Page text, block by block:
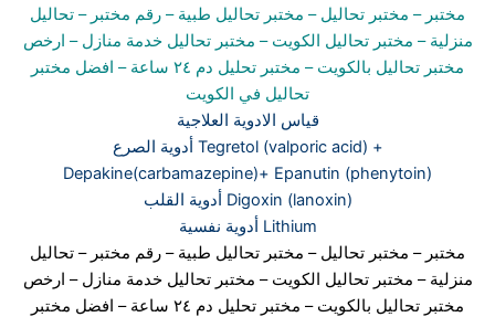
مختبر – مختبر تحاليل – مختبر تحاليل طبية – رقم مختبر – تحاليل
منزلية – مختبر تحاليل الكويت– مختبر تحاليل خدمة منازل – ارخص
مختبر تحاليل بالكويت – مختبر تحليل دم ٢٤ ساعة
– افضل مختبر
تحاليل في الكويت
قياس الادوية العلاجية
أدوية الصرع Tegretol (valporic acid) +
Depakine(carbamazepine)+ Epanutin (phenytoin)
أدوية القلب Digoxin (lanoxin)
أدوية نفسية Lithium
مختبر – مختبر تحاليل – مختبر تحاليل طبية – رقم مختبر – تحاليل
منزلية – مختبر تحاليل الكويت– مختبر تحاليل خدمة منازل – ارخص
مختبر تحاليل بالكويت – مختبر تحليل دم ٢٤ ساعة
– افضل مختبر